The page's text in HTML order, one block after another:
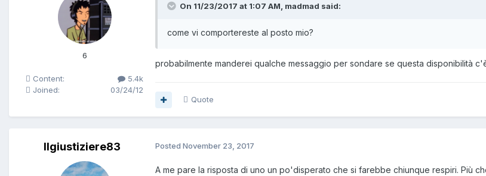
6
Content:
5.4k
Joined:
03/24/12
On 11/23/2017 at 1:07 AM, madmad said:
come vi comportereste al posto mio?
probabilmente manderei qualche messaggio per sondare se questa disponibilità
Quote
Ilgiustiziere83 Posted November 23, 2017
A me pare la risposta di uno un po'disperato che si farebbe chiunque respiri. Più